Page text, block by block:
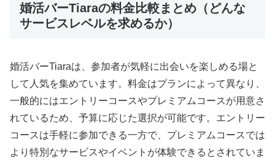
婚活バーTiaraの料金比較まとめ（どんな
サービスレベルを求めるか）
婚活バーTiaraは、参加者が気軽に出会いを楽しめる場と
して人気を集めています。料金はプランによって異なり、
一般的にはエントリーコースやプレミアムコースが用意さ
れているため、予算に応じた選択が可能です。エントリー
コースは手軽に参加できる一方で、プレミアムコースでは
より特別なサービスやイベントが体験できるとされていま